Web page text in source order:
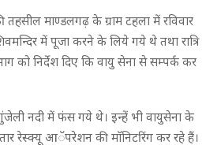
तहसील माण्डलगढ़ के ग्राम टहला में रविवार
में पूजा करने के लिये गये थे तथा रात्रि
को निर्देश दिए कि वायु सेना से सम्पर्क कर
नदी में फंस गये थे। इन्हें भी वायुसेना के
रेस्क्यू आॅपरेशन की माॅनिटरिंग कर रहे हैं।